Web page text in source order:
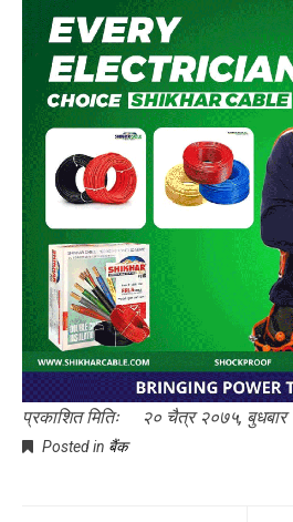
प्रकाशित मितिः २० चैत्र २०७५,
Posted in बैंक